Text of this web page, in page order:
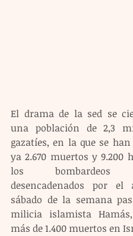
El drama de la sed se
una población de 2,3
gazatíes, en la que se
ya 2.670 muertos y 9.200
los bombardeos
desencadenados por el
sábado de la semana
milicia islamista
más de 1.400 muertos en